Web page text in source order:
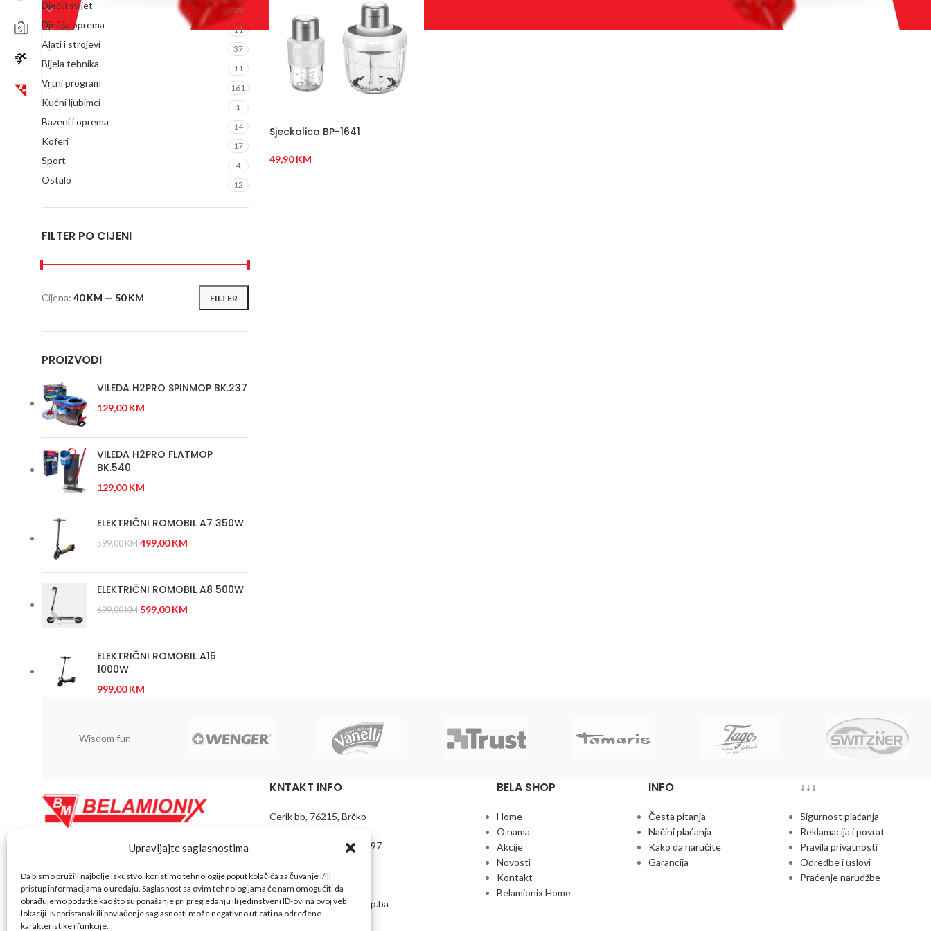
Upravljajte saglasnostima
Da bismo pružili najbolje iskustvo, koristimo tehnologije poput kolačića za čuvanje i/ili
pristup informacijama o uređaju. Saglasnost sa ovim tehnologijama će nam omogućiti da
obrađujemo podatke kao što su ponašanje pri pregledanju ili jedinstveni ID-ovi na ovoj veb
lokaciji. Nepristanak ili povlačenje saglasnosti može negativno uticati na određene
karakteristike i funkcije.
Dječiji svijet 39
Dječija oprema 11
Alati i strojevi 37
Bijela tehnika 11
Vrtni program 161
Kućni ljubimci 1
Bazeni i oprema 14
Koferi 17
Sport 4
Ostalo 12
FILTER PO CIJENI
FILTER
Cijena: 40 KM — 50 KM
PROIZVODI
VILEDA H2PRO SPINMOP BK.237
129,00KM
VILEDA H2PRO FLATMOP
BK.540
129,00KM
ELEKTRIČNI ROMOBIL A7 350W
599,00KM 499,00KM
ELEKTRIČNI ROMOBIL A8 500W
699,00KM 599,00KM
ELEKTRIČNI ROMOBIL A15
1000W
999,00KM
Sjeckalica BP-1641
49,90KM
Wisdom fun
Belamionix spada u red vodećih trgovinskih
razvijene mreže maloprodajnih objekata koju
čine (tržni centri, hipermarketi, supermarketi i
benzinske pumpe), posjedujemo i razvijenu
vlastitu distribuciju preko 30.000 artikala čiji
KNTAKT INFO
Cerik bb, 76215, Brčko
+387 61 272 597
Fax: +387 35 746 095
Email:prodaja@belashop.ba
BELA SHOP
Home
O nama
Akcije
Novosti
Kontakt
Belamionix Home
INFO
Česta pitanja
Načini plaćanja
Kako da naručite
Garancija
↓↓↓
Sigurnost plaćanja
Reklamacija i povrat
Pravila privatnosti
Odredbe i uslovi
Praćenje narudžbe